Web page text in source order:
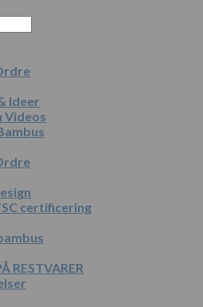
Ideer
Videos
certificering
RESTVARER